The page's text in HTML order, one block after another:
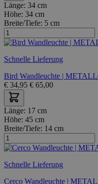
Länge: 34 cm
Höhe: 34 cm
Breite/Tiefe: 5 cm
Schnelle Lieferung
Bird Wandleuchte |
€ 34,95 € 65,00
Länge: 17 cm
Höhe: 45 cm
Breite/Tiefe: 14 cm
Schnelle Lieferung
Cerco Wandleuchte |